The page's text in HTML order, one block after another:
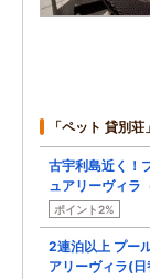
「ペット 貸別
古宇利島近く！
ュアリーヴィラ
ポイント2%
2連泊以上 プー
アリーヴィラ(